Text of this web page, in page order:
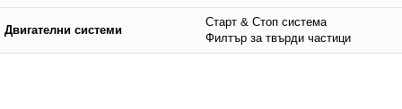
Двигателни системи
Старт & Стоп система
Филтър за твърди частици